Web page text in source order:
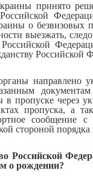
принято
о безвизовых
выезжать,
Российской
направлено
пропуске через
пропуска, а
сообщение
стороной
Российской
о рождении?